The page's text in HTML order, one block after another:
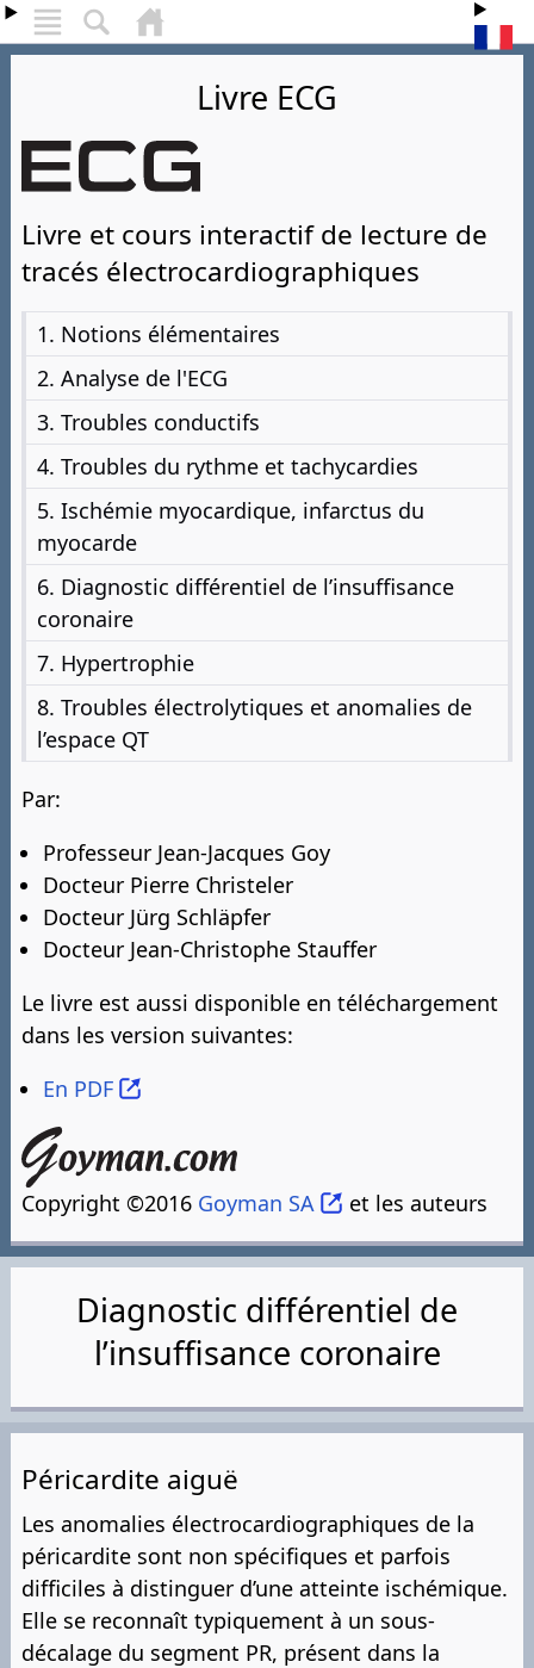
Livre ECG
Livre et cours interactif de lecture de
tracés électrocardiographiques
1. Notions élémentaires
2. Analyse de l'ECG
3. Troubles conductifs
4. Troubles du rythme et tachycardies
5. Ischémie myocardique, infarctus du
myocarde
6. Diagnostic différentiel de l’insuffisance
coronaire
7. Hypertrophie
8. Troubles électrolytiques et anomalies de
l’espace QT
Par:
Professeur Jean-Jacques Goy
Docteur Pierre Christeler
Docteur Jürg Schläpfer
Docteur Jean-Christophe Stauffer
Le livre est aussi disponible en téléchargement
dans les version suivantes:
En PDF
Copyright ©2016 Goyman SA et les auteurs
Diagnostic différentiel de
l’insuffisance coronaire
Péricardite aiguë
Les anomalies électrocardiographiques de la
péricardite sont non spécifiques et parfois
difficiles à distinguer d’une atteinte ischémique.
Elle se reconnaît typiquement à un sous-
décalage du segment PR, présent dans la